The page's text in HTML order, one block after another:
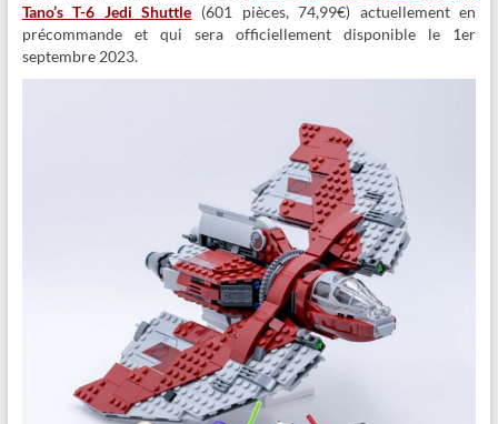
Tano’s T-6 Jedi Shuttle (601 pièces, 74,99€) actuellement en
précommande et qui sera officiellement disponible le 1er
septembre 2023.